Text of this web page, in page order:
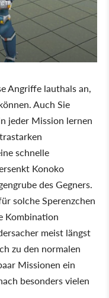
Angriffe lauthals an,
Auch Sie
jeder Mission lernen
schnelle
Konoko
des Gegners.
solche Sperenzchen
Kombination
meist längst
zu den normalen
Missionen ein
besonders vielen